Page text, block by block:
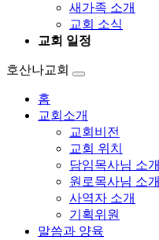
새가족 소개
교회 소식
교회 일정
호산나교회
홈
교회소개
교회비전
교회 위치
담임목사님 소개
원로목사님 소개
사역자 소개
기획위원
말씀과 양육